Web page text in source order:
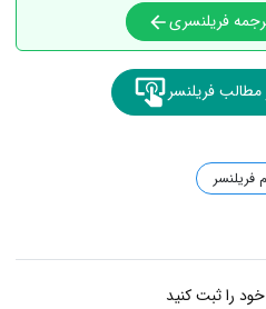
فریلنسری
فریلنسر
فریلنسر
خود را ثبت کنید